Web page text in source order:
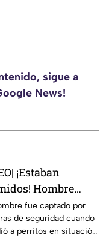
sigue a
News!
¡Estaban
Hombre
perritos en
de calle
fue captado por
de seguridad cuando
a perritos en situación